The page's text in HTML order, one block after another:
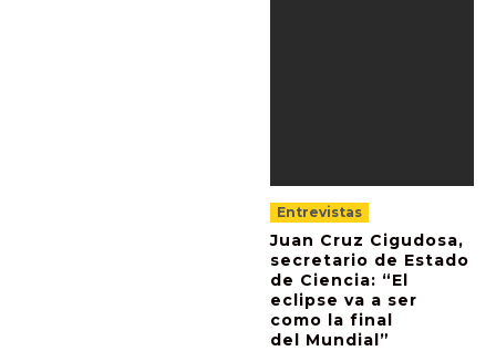
Entrevistas
Juan Cruz Cigudosa,
secretario de Estado
de Ciencia: “El
eclipse va a ser
como la final
del Mundial”